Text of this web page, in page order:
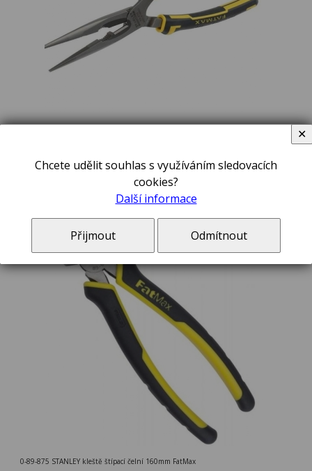
Čelní štípací kleště 160mm Stanley FatMax
0-89-875 STANLEY kleště štípací čelní 160mm FatMax
Chcete udělit souhlas s využíváním sledovacích
cookies?
Další informace
Přijmout Odmítnout
✕